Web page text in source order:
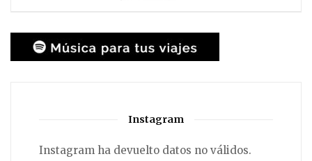
Instagram
Instagram ha devuelto datos no válidos.